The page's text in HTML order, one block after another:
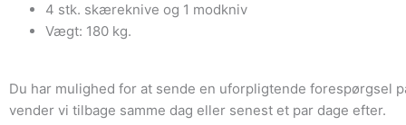
4 stk. skæreknive og 1 modkniv
Vægt: 180 kg.
Du har mulighed for at sende en uforpligtende forespørgsel
vender vi tilbage samme dag eller senest et par dage efter.